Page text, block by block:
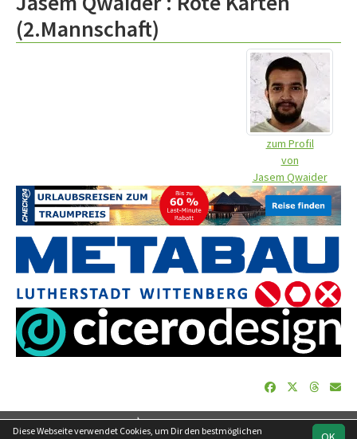
(2.Mannschaft)
zum Profil
von
Jasem Qwaider
soccero.de
Diese Webseite verwendet Cookies, um Dir den bestmöglichen